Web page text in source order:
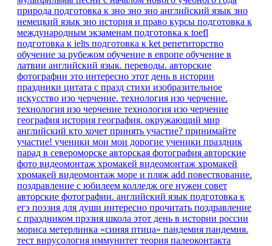
природа подготовка к зно зно зно английский язык зно
немецкий язык зно история и право курсы подготовка к
международным экзаменам подготовка к toefl
подготовка к ielts подготовка к ket репетиторство
обучение за рубежом обучение в европе обучение в
латвии английский язык. переводы. авторские
фотографии это интересно этот день в истории
праздники цитата с празд стихи изобразительное
искусство изо черчение. технология изо черчение.
технология изо черчение технология изо черчение
география история география. окружающий мир
английский кто хочет принять участие? принимайте
участие! ученики мои мои дорогие ученики праздник
парад в североморске авторская фотография авторские
фото видеомонтаж хромакей видеомонтаж хромакей
хромакей видеомонтаж море и пляж add повествование.
поздравление с юбилеем колледж оге нужен совет
авторские фотографии. английский язык подготовка к
егэ поэзия для души интересно прочитать поздравление
с праздником прэзия школа этот день в истории россии
мориса метерлинка «синяя птица» пандемия пандемия.
тест вирусология иммунитет теория палеоконтакта